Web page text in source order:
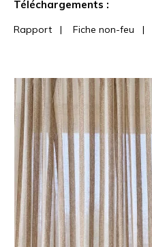
Téléchargements :
Rapport | Fiche non-feu |